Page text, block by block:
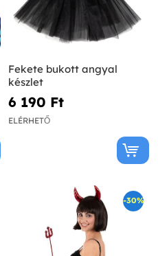
Fekete bukott angyal
készlet
6 190 Ft‎
ELÉRHETŐ
-30%